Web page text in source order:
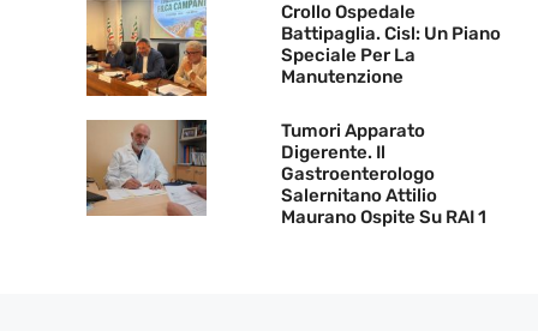
Crollo Ospedale
Battipaglia. Cisl: Un Piano
Speciale Per La
Manutenzione
Tumori Apparato
Digerente. Il
Gastroenterologo
Salernitano Attilio
Maurano Ospite Su RAI 1